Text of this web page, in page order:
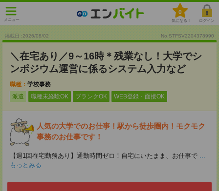
メニュー
0
気になる！ ログイン
掲載日 :2026/08/02 No.STFSV2204378990
＼在宅あり／9～16時＊残業なし！大学でシ
ンポジウム運営に係るシステム入力など
職種： 学校事務
派遣
職種未経験OK ブランクOK WEB登録・面接OK
人気の大学でのお仕事！駅から徒歩圏内！モクモク
事務のお仕事です！
【週1回在宅勤務あり】通勤時間ゼロ！自宅にいたまま、お仕事で ...
もっとみる